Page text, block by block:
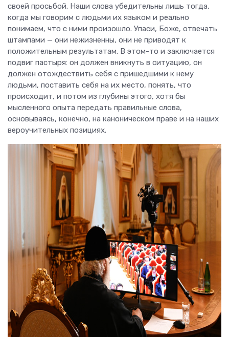
своей просьбой. Наши слова убедительны лишь тогда,
когда мы говорим с людьми их языком и реально
понимаем, что с ними произошло. Упаси, Боже, отвечать
штампами — они нежизненны, они не приводят к
положительным результатам. В этом-то и заключается
подвиг пастыря: он должен вникнуть в ситуацию, он
должен отождествить себя с пришедшими к нему
людьми, поставить себя на их место, понять, что
происходит, и потом из глубины этого, хотя бы
мысленного опыта передать правильные слова,
основываясь, конечно, на каноническом праве и на наших
вероучительных позициях.